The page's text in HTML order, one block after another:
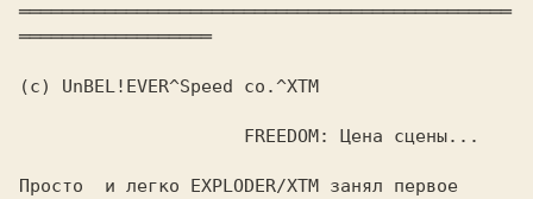
══════════════════════════════════════════════
══════════════════
(c) UnBEL!EVER^Speed co.^XTM
Просто  и легко EXPLODER/XTM занял первое